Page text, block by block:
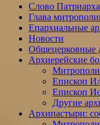
Слово Патриарха
Глава
Епархиальные
Новости
Общецерковные
Архиерейские
Епископ
Епископ
Другие
Архипастыри: